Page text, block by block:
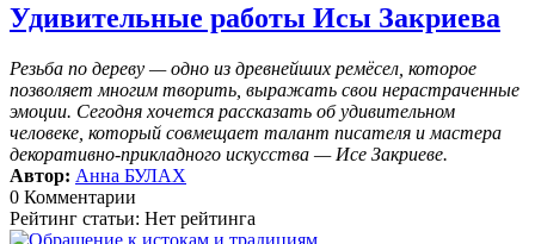
Удивительные работы Исы Закриева
Резьба по дереву — одно из древнейших ремёсел, которое
позволяет многим творить, выражать свои нерастраченные
эмоции. Сегодня хочется рассказать об удивительном
человеке, который совмещает талант писателя и мастера
декоративно-прикладного искусства — Исе Закриеве.
Автор: Анна БУЛАХ
0 Комментарии
Рейтинг статьи: Нет рейтинга